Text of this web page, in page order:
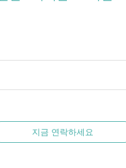
지금 연락하세요